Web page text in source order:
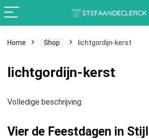
Home Shop lichtgordijn-kerst
lichtgordijn-kerst
Volledige beschrijving:
Vier de Feestdagen in Stijl